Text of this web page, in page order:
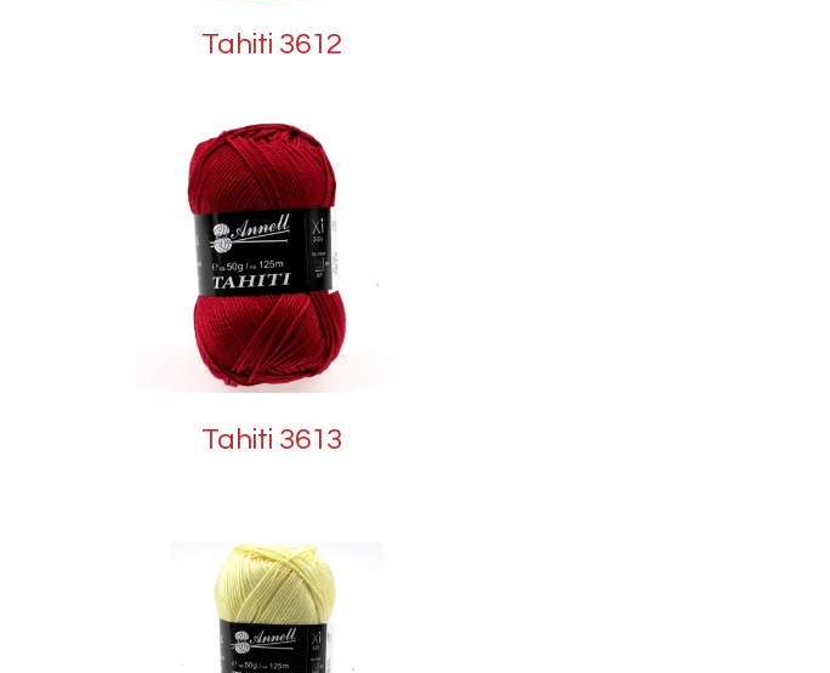
Tahiti 3612
Tahiti 3613